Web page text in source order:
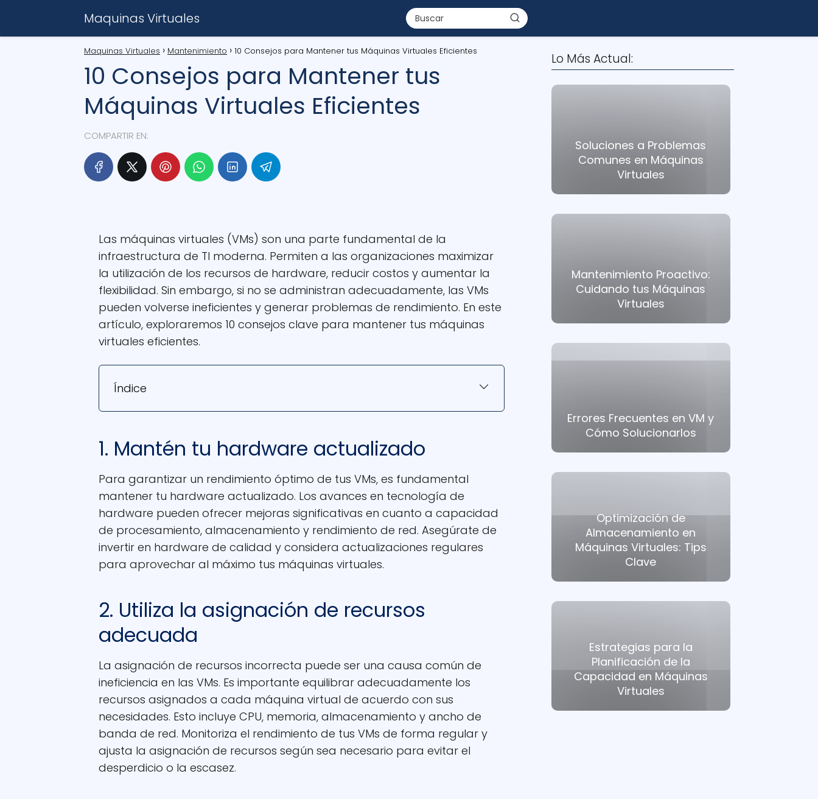
Maquinas Virtuales
Maquinas Virtuales Mantenimiento 10 Consejos para Mantener tus Máquinas Virtuales Eficientes
10 Consejos para Mantener tus
Máquinas Virtuales Eficientes
COMPARTIR EN:
Las máquinas virtuales (VMs) son una parte fundamental de la
infraestructura de TI moderna. Permiten a las organizaciones maximizar
la utilización de los recursos de hardware, reducir costos y aumentar la
flexibilidad. Sin embargo, si no se administran adecuadamente, las VMs
pueden volverse ineficientes y generar problemas de rendimiento. En este
artículo, exploraremos 10 consejos clave para mantener tus máquinas
virtuales eficientes.
Índice
1. Mantén tu hardware actualizado
Para garantizar un rendimiento óptimo de tus VMs, es fundamental
mantener tu hardware actualizado. Los avances en tecnología de
hardware pueden ofrecer mejoras significativas en cuanto a capacidad
de procesamiento, almacenamiento y rendimiento de red. Asegúrate de
invertir en hardware de calidad y considera actualizaciones regulares
para aprovechar al máximo tus máquinas virtuales.
2. Utiliza la asignación de recursos
adecuada
La asignación de recursos incorrecta puede ser una causa común de
ineficiencia en las VMs. Es importante equilibrar adecuadamente los
recursos asignados a cada máquina virtual de acuerdo con sus
necesidades. Esto incluye CPU, memoria, almacenamiento y ancho de
banda de red. Monitoriza el rendimiento de tus VMs de forma regular y
ajusta la asignación de recursos según sea necesario para evitar el
desperdicio o la escasez.
Lo Más Actual:
Soluciones a Problemas
Comunes en Máquinas
Virtuales
Mantenimiento Proactivo:
Cuidando tus Máquinas
Virtuales
Errores Frecuentes en VM y
Cómo Solucionarlos
Optimización de
Almacenamiento en
Máquinas Virtuales: Tips
Clave
Estrategias para la
Planificación de la
Capacidad en Máquinas
Virtuales